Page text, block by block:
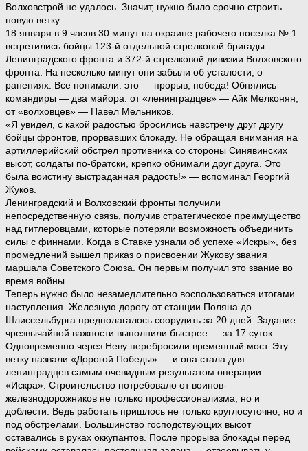
Волховстрой не удалось. Значит, нужно было срочно строить
новую ветку.
18 января в 9 часов 30 минут на окраине рабочего поселка № 1
встретились бойцы 123-й отдельной стрелковой бригады
Ленинградского фронта и 372-й стрелковой дивизии Волховского
фронта. На несколько минут они забыли об усталости, о
ранениях. Все понимали: это — прорыв, победа! Обнялись
командиры — два майора: от «ленинградцев» — Айк Мелконян,
от «волховцев» — Павел Мельников.
«Я увидел, с какой радостью бросились навстречу друг другу
бойцы фронтов, прорвавших блокаду. Не обращая внимания на
артиллерийский обстрел противника со стороны Синявинских
высот, солдаты по-братски, крепко обнимали друг друга. Это
была воистину выстраданная радость!» — вспоминал Георгий
Жуков.
Ленинградский и Волховский фронты получили
непосредственную связь, получив стратегическое преимущество
над гитлеровцами, которые потеряли возможность объединить
силы с финнами. Когда в Ставке узнали об успехе «Искры», без
промедлений вышел приказ о присвоении Жукову звания
маршала Советского Союза. Он первым получил это звание во
время войны.
Теперь нужно было незамедлительно воспользоваться итогами
наступления. Железную дорогу от станции Поляна до
Шлиссельбурга предполагалось соорудить за 20 дней. Задание
чрезвычайной важности выполнили быстрее — за 17 суток.
Одновременно через Неву перебросили временный мост. Эту
ветку назвали «Дорогой Победы» — и она стала для
ленинградцев самым очевидным результатом операции
«Искра». Строительство потребовало от воинов-
железнодорожников не только профессионализма, но и
доблести. Ведь работать пришлось не только круглосуточно, но и
под обстрелами. Большинство господствующих высот
оставались в руках оккупантов. После прорыва блокады перед